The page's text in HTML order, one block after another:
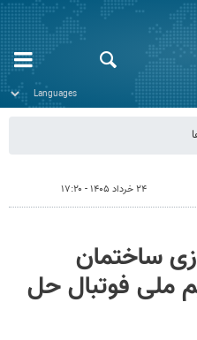
۲۴ خرداد ۱۴۰۵ - ۱۷:۲۰
ساختمان
ملی فوتبال حل